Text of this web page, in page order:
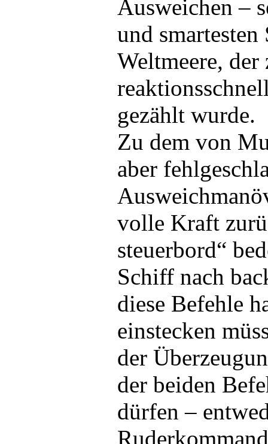
Ausweichen –
und smartesten
Weltmeere,
gezählt wurde.
Zu dem von
aber
volle Kraft
steuerbord“
Schiff nach
diese Befehle
einstecken
der
der beiden
dürfen –